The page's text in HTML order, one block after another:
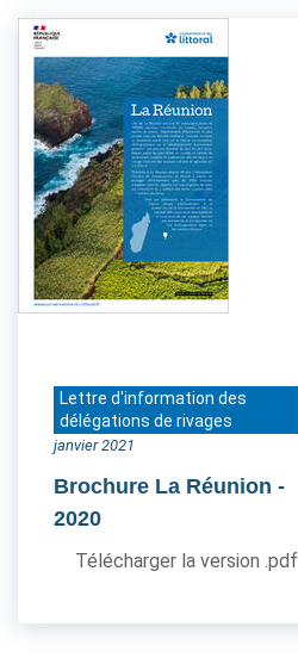
Lettre d'information des
délégations de rivages
janvier 2021
Brochure La Réunion -
2020
Télécharger la version .pdf